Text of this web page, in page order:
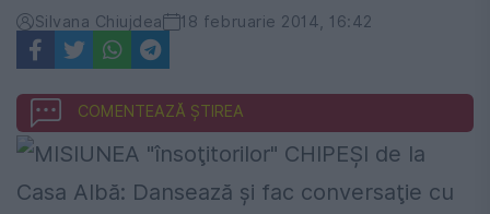
Silvana Chiujdea 18 februarie 2014, 16:42
COMENTEAZĂ ȘTIREA